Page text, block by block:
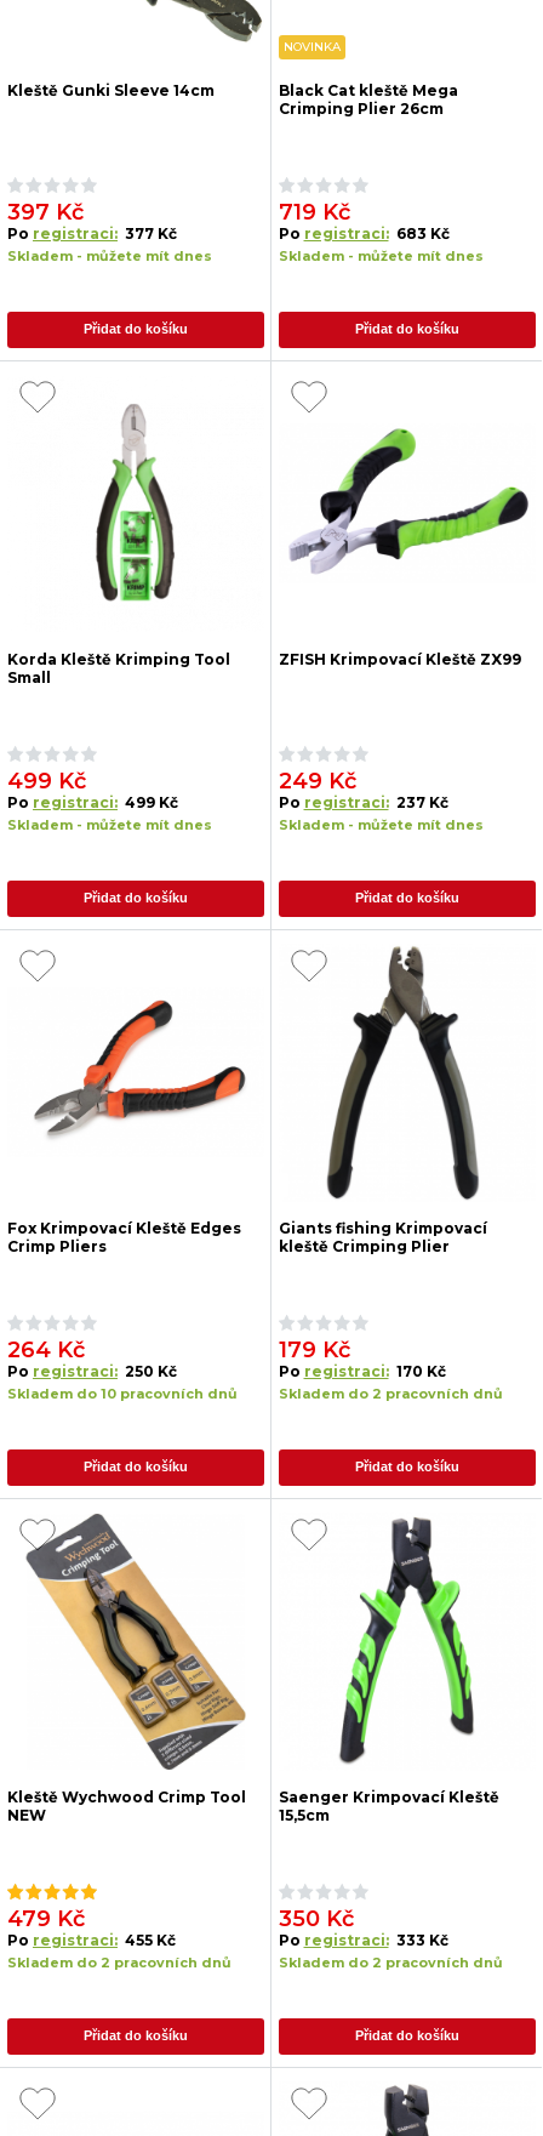
Kleště Gunki Sleeve 14cm
397 Kč
Po registraci: 377 Kč
Skladem - můžete mít dnes
Přidat do košíku
NOVINKA
Black Cat kleště Mega
Crimping Plier 26cm
719 Kč
Po registraci: 683 Kč
Skladem - můžete mít dnes
Přidat do košíku
Korda Kleště Krimping Tool
Small
499 Kč
Po registraci: 499 Kč
Skladem - můžete mít dnes
Přidat do košíku
ZFISH Krimpovací Kleště ZX99
249 Kč
Po registraci: 237 Kč
Skladem - můžete mít dnes
Přidat do košíku
Fox Krimpovací Kleště Edges
Crimp Pliers
264 Kč
Po registraci: 250 Kč
Skladem do 10 pracovních dnů
Přidat do košíku
Giants fishing Krimpovací
kleště Crimping Plier
179 Kč
Po registraci: 170 Kč
Skladem do 2 pracovních dnů
Přidat do košíku
Kleště Wychwood Crimp Tool
NEW
479 Kč
Po registraci: 455 Kč
Skladem do 2 pracovních dnů
Přidat do košíku
Saenger Krimpovací Kleště
15,5cm
350 Kč
Po registraci: 333 Kč
Skladem do 2 pracovních dnů
Přidat do košíku